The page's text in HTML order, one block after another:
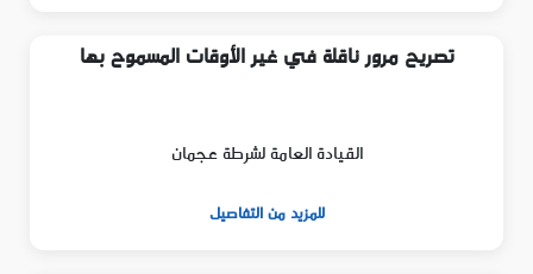
تصريح مرور ناقلة في غير الأوقات المسموح بها
القيادة العامة لشرطة عجمان
للمزيد من التفاصيل